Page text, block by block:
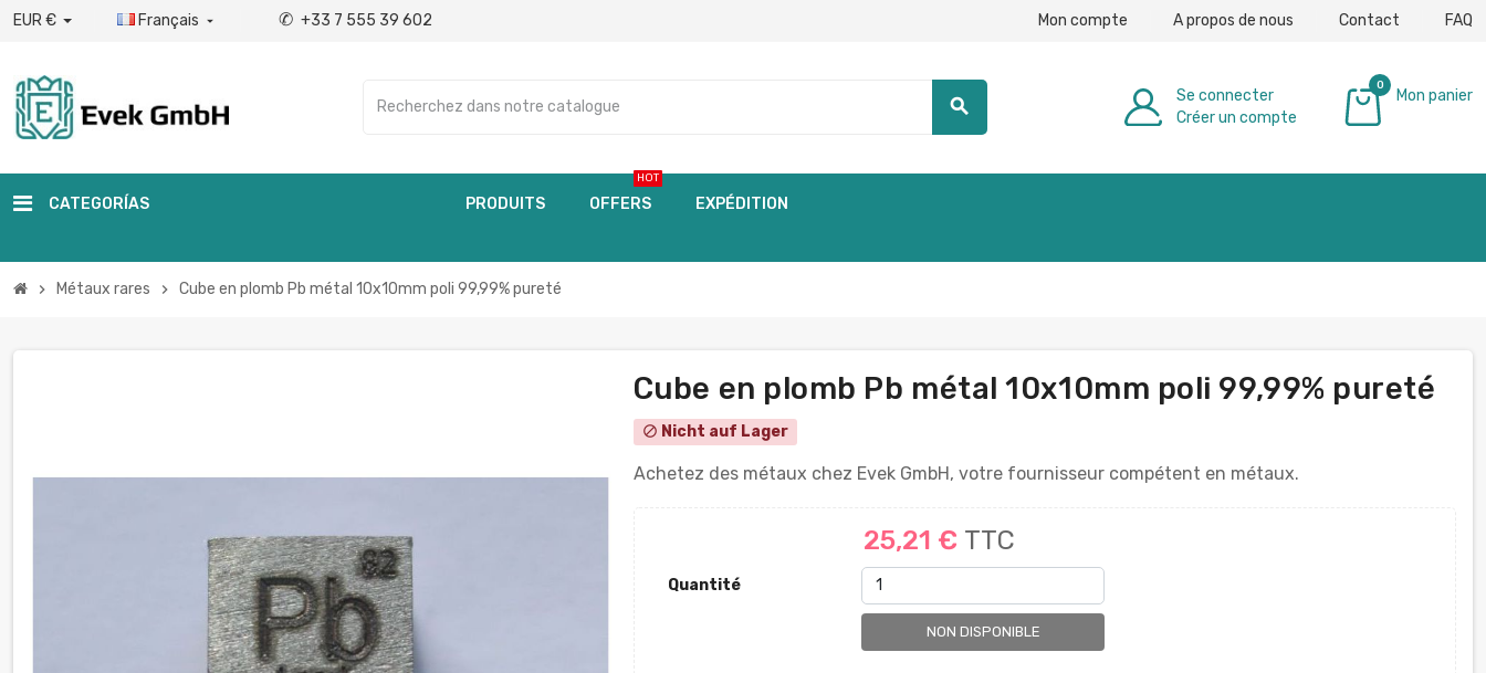
EUR € Français  ✆ +33 7 555 39 602 Mon compte A propos de nous Contact FAQ
search
Se connecter
Créer un compte
0
Mon panier
CATEGORÍAS PRODUITS OFFERS
HOT
EXPÉDITION
chevron_right Métaux rares chevron_right Cube en plomb Pb métal 10x10mm poli 99,99% pureté
Cube en plomb Pb métal 10x10mm poli 99,99% pureté
block Nicht auf Lager
Achetez des métaux chez Evek GmbH, votre fournisseur compétent en métaux.
25,21 € TTC
Quantité
NON DISPONIBLE